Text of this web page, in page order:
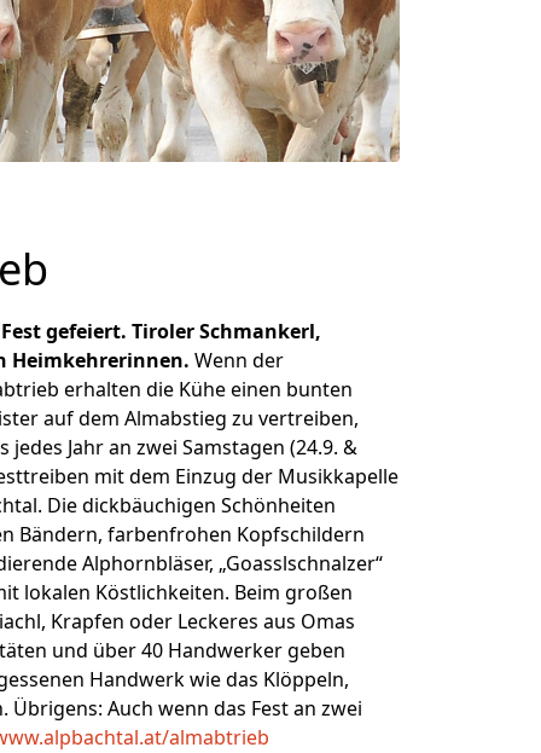
gefeiert. Tiroler Schmankerl,
Heimkehrerinnen. Wenn der
erhalten die Kühe einen bunten
auf dem Almabstieg zu vertreiben,
Jahr an zwei Samstagen (24.9. &
mit dem Einzug der Musikkapelle
Die dickbäuchigen Schönheiten
Bändern, farbenfrohen Kopfschildern
Alphornbläser, „Goasslschnalzer“
lokalen Köstlichkeiten. Beim großen
Krapfen oder Leckeres aus Omas
und über 40 Handwerker geben
Handwerk wie das Klöppeln,
Auch wenn das Fest an zwei
almabtrieb